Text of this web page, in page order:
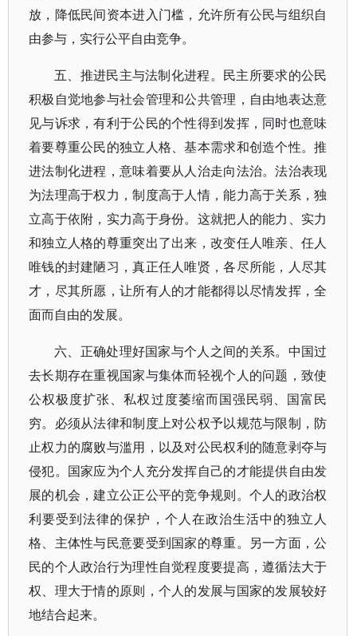
放，降低民间资本进入门槛，允许所有公民与组织自
由参与，实行公平自由竞争。
五、推进民主与法制化进程。民主所要求的公民
积极自觉地参与社会管理和公共管理，自由地表达意
见与诉求，有利于公民的个性得到发挥，同时也意味
着要尊重公民的独立人格、基本需求和创造个性。推
进法制化进程，意味着要从人治走向法治。法治表现
为法理高于权力，制度高于人情，能力高于关系，独
立高于依附，实力高于身份。这就把人的能力、实力
和独立人格的尊重突出了出来，改变任人唯亲、任人
唯钱的封建陋习，真正任人唯贤，各尽所能，人尽其
才，尽其所愿，让所有人的才能都得以尽情发挥，全
面而自由的发展。
六、正确处理好国家与个人之间的关系。中国过
去长期存在重视国家与集体而轻视个人的问题，致使
公权极度扩张、私权过度萎缩而国强民弱、国富民
穷。必须从法律和制度上对公权予以规范与限制，防
止权力的腐败与滥用，以及对公民权利的随意剥夺与
侵犯。国家应为个人充分发挥自己的才能提供自由发
展的机会，建立公正公平的竞争规则。个人的政治权
利要受到法律的保护，个人在政治生活中的独立人
格、主体性与民意要受到国家的尊重。另一方面，公
民的个人政治行为理性自觉程度要提高，遵循法大于
权、理大于情的原则，个人的发展与国家的发展较好
地结合起来。